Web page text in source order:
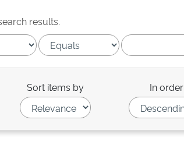
results.
Sort items by In order